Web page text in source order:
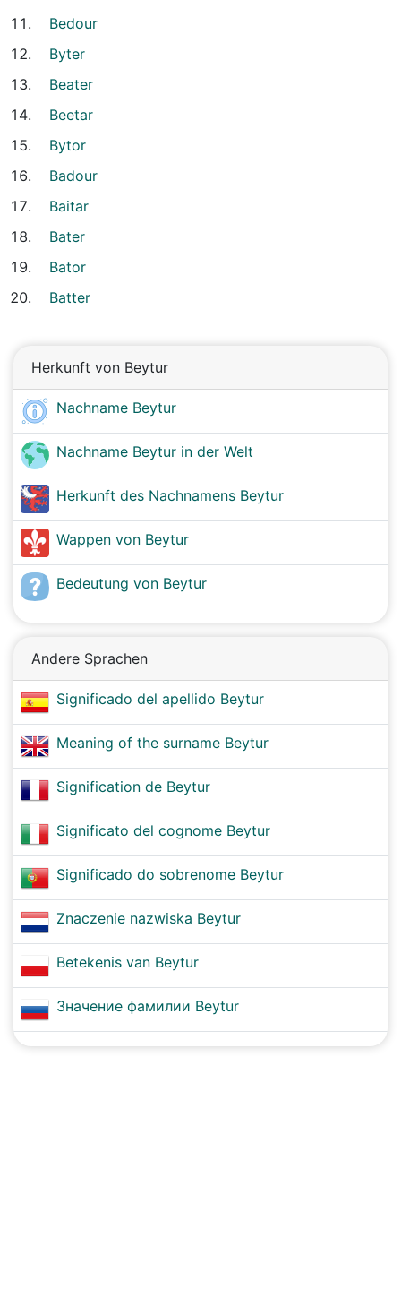
Bedour
Byter
Beater
Beetar
Bytor
Badour
Baitar
Bater
Bator
Batter
Herkunft von Beytur
Nachname Beytur
Nachname Beytur in der Welt
Herkunft des Nachnamens Beytur
Wappen von Beytur
Bedeutung von Beytur
Andere Sprachen
Significado del apellido Beytur
Meaning of the surname Beytur
Signification de Beytur
Significato del cognome Beytur
Significado do sobrenome Beytur
Znaczenie nazwiska Beytur
Betekenis van Beytur
Значение фамилии Beytur